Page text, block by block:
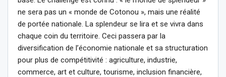
ne sera pas un « monde de Cotonou », mais une réalité
de portée nationale. La splendeur se lira et se vivra dans
chaque coin du territoire. Ceci passera par la
diversification de l’économie nationale et sa structuration
pour plus de compétitivité : agriculture, industrie,
commerce, art et culture, tourisme, inclusion financière,